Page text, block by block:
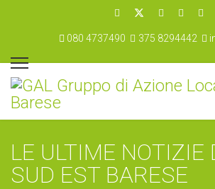
080 4737490 375 8294442
LE ULTIME NOTIZIE
SUD EST BARESE